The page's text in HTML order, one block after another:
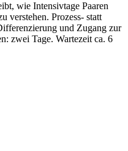
wie Intensivtage Paaren
verstehen. Prozess- statt
und Zugang zur
zwei Tage. Wartezeit ca. 6